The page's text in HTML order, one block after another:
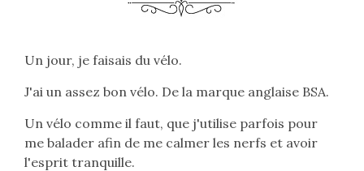
Un jour, je faisais du vélo.
J'ai un assez bon vélo. De la marque anglaise BSA.
Un vélo comme il faut, que j'utilise parfois pour
me balader afin de me calmer les nerfs et avoir
l'esprit tranquille.